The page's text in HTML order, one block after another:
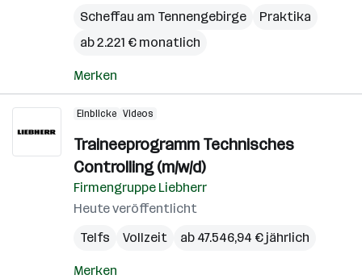
Scheffau am Tennengebirge
Praktika
ab 2.221 € monatlich
Merken
Einblicke Videos
Traineeprogramm Technisches
Controlling (m/w/d)
Firmengruppe Liebherr
Heute veröffentlicht
Telfs
Vollzeit ab 47.546,94 € jährlich
Merken